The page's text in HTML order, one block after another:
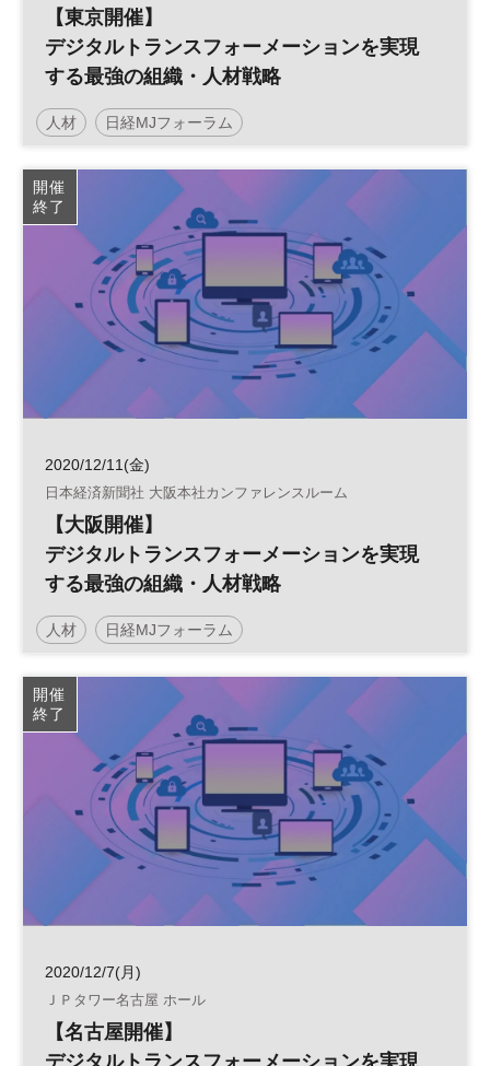
【東京開催】
デジタルトランスフォーメーションを実現
する最強の組織・人材戦略
人材 日経MJフォーラム
デジタルトランスフォーメーション 人事 組織
DX 参加無料
開催
終了
2020/12/11(金)
日本経済新聞社 大阪本社カンファレンスルーム
【大阪開催】
デジタルトランスフォーメーションを実現
する最強の組織・人材戦略
人材 日経MJフォーラム
デジタルトランスフォーメーション 人事 組織
DX 参加無料
開催
終了
2020/12/7(月)
ＪＰタワー名古屋 ホール
【名古屋開催】